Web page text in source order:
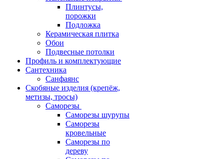
Плинтусы,
порожки
Подложка
Керамическая плитка
Обои
Подвесные потолки
Профиль и комплектующие
Сантехника
Санфаянс
Скобяные изделия (крепёж,
метизы, тросы)
Саморезы
Саморезы шурупы
Саморезы
кровельные
Саморезы по
дереву